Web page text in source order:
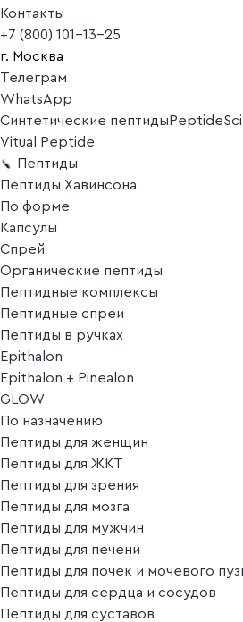
Контакты
+7 (800) 101-13-25
г. Москва
Телеграм
WhatsApp
Синтетические пептиды
Vitual Peptide
Пептиды
Пептиды Хавинсона
По форме
Капсулы
Спрей
Органические пептиды
Пептидные комплексы
Пептидные спреи
Пептиды в ручках
Epithalon
Epithalon + Pinealon
GLOW
По назначению
Пептиды для женщин
Пептиды для ЖКТ
Пептиды для зрения
Пептиды для мозга
Пептиды для мужчин
Пептиды для печени
Пептиды для почек и мочевого
Пептиды для сердца и сосудов
Пептиды для суставов